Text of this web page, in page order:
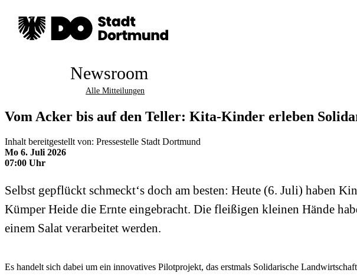
Newsroom
Alle Mitteilungen
Vom Acker bis auf den Teller: Kita-Kinder erleben
Inhalt bereitgestellt von: Pressestelle Stadt Dortmund
Mo 6. Juli 2026
07:00 Uhr
Selbst gepflückt schmeckt‘s doch am besten: Heute (6. Juli) haben
Kümper Heide die Ernte eingebracht. Die fleißigen kleinen Hände
einem Salat verarbeitet werden.
Es handelt sich dabei um ein innovatives Pilotprojekt, das erstmals Solidarische